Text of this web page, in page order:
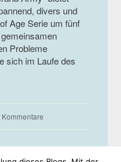
divers und
Age Serie um fünf
Probleme
sich im Laufe des
Kommentare